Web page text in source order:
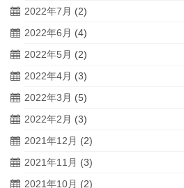
2022年7月 (2)
2022年6月 (4)
2022年5月 (2)
2022年4月 (3)
2022年3月 (5)
2022年2月 (3)
2021年12月 (2)
2021年11月 (3)
2021年10月 (2)